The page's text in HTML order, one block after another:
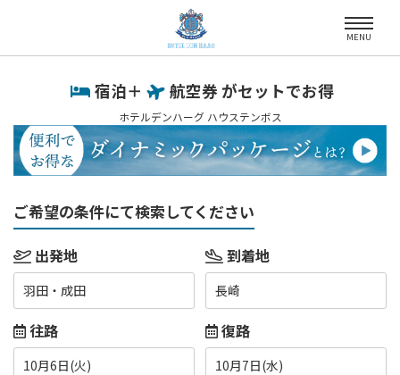
MENU
宿泊＋ 航空券 がセットでお得
ホテルデンハーグ ハウステンボス
ご希望の条件にて検索してください
出発地
羽田・成田
到着地
長崎
往路
10月6日(火)
復路
10月7日(水)